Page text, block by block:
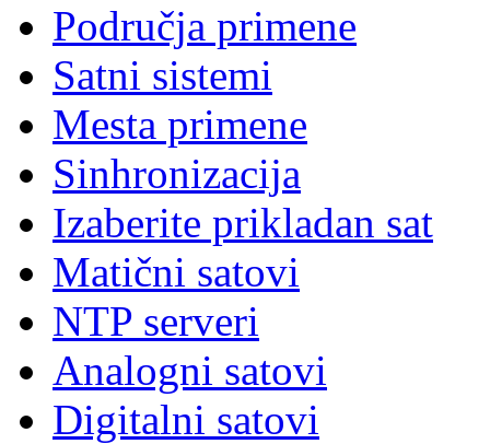
Područja primene
Satni sistemi
Mesta primene
Sinhronizacija
Izaberite prikladan sat
Matični satovi
NTP serveri
Analogni satovi
Digitalni satovi